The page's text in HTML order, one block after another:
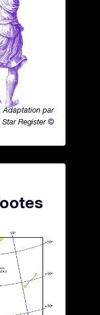
Adaptation par
Star Register ©